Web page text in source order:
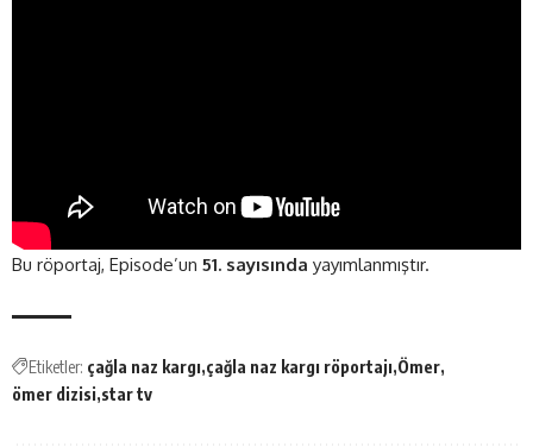
Bu röportaj, Episode’un 51. sayısında yayımlanmıştır.
Etiketler: çağla naz kargı çağla naz kargı röportajı Ömer
ömer dizisi star tv